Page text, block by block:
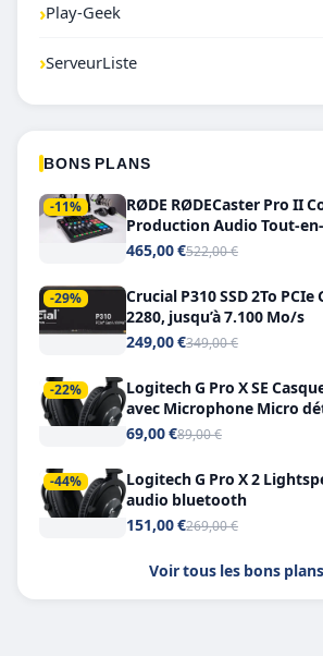
›Play-Geek
›ServeurListe
BONS PLANS
-11%
RØDE RØDECaster Pro II
Production Audio Tout-
Double USB-C
465,00 €522,00 €
-29%
Crucial P310 SSD 2To PCIe
2280, jusqu’à 7.100 Mo/s
249,00 €349,00 €
-22%
Logitech G Pro X SE
avec Microphone Micro
Headphone X 7.1
69,00 €89,00 €
-44%
Logitech G Pro X 2
audio bluetooth
151,00 €269,00 €
Voir tous les bons plans